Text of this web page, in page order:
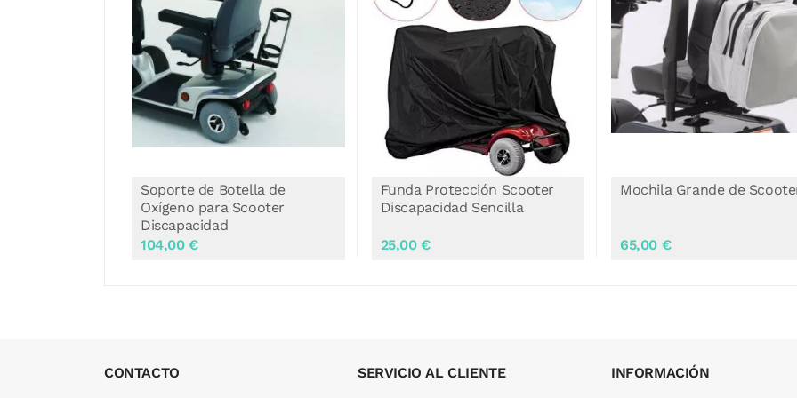
Funda Protección Scooter
Discapacidad Sencilla
25,00 €
Mochila Grande de Scooter
65,00 €
Espejo Retrovisor Scooter
16,00 €
CONTACTO SERVICIO AL CLIENTE INFORMACIÓN